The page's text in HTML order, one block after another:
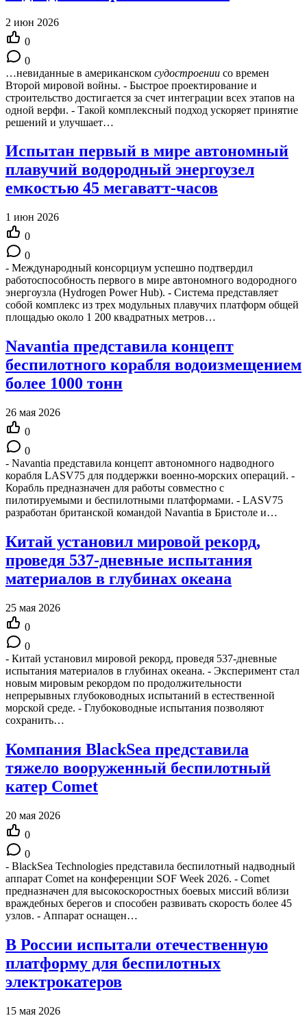
2 июн 2026
0
0
…невиданные в американском судостроении со времен
Второй мировой войны. - Быстрое проектирование и
строительство достигается за счет интеграции всех этапов на
одной верфи. - Такой комплексный подход ускоряет принятие
решений и улучшает…
Испытан первый в мире автономный
плавучий водородный энергоузел
емкостью 45 мегаватт-часов
1 июн 2026
0
0
- Международный консорциум успешно подтвердил
работоспособность первого в мире автономного водородного
энергоузла (Hydrogen Power Hub). - Система представляет
собой комплекс из трех модульных плавучих платформ общей
площадью около 1 200 квадратных метров…
Navantia представила концепт
беспилотного корабля водоизмещением
более 1000 тонн
26 мая 2026
0
0
- Navantia представила концепт автономного надводного
корабля LASV75 для поддержки военно-морских операций. -
Корабль предназначен для работы совместно с
пилотируемыми и беспилотными платформами. - LASV75
разработан британской командой Navantia в Бристоле и…
Китай установил мировой рекорд,
проведя 537-дневные испытания
материалов в глубинах океана
25 мая 2026
0
0
- Китай установил мировой рекорд, проведя 537-дневные
испытания материалов в глубинах океана. - Эксперимент стал
новым мировым рекордом по продолжительности
непрерывных глубоководных испытаний в естественной
морской среде. - Глубоководные испытания позволяют
сохранить…
Компания BlackSea представила
тяжело вооруженный беспилотный
катер Comet
20 мая 2026
0
0
- BlackSea Technologies представила беспилотный надводный
аппарат Comet на конференции SOF Week 2026. - Comet
предназначен для высокоскоростных боевых миссий вблизи
враждебных берегов и способен развивать скорость более 45
узлов. - Аппарат оснащен…
В России испытали отечественную
платформу для беспилотных
электрокатеров
15 мая 2026